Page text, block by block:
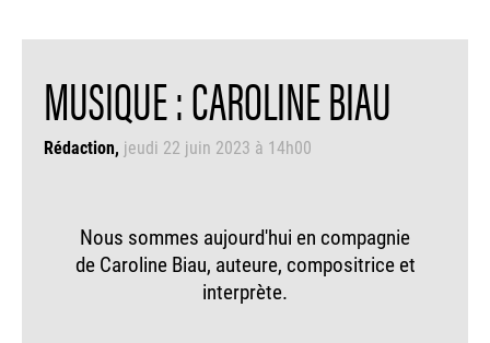
MUSIQUE : CAROLINE BIAU
Rédaction jeudi 22 juin 2023 à 14h00
Nous sommes aujourd'hui en compagnie
de Caroline Biau, auteure, compositrice et
interprète.